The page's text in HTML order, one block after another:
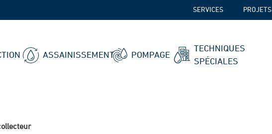
ASSAINISSEMENT POMPAGE
TECHNIQUES
SPÉCIALES
SERVICES PROJETS